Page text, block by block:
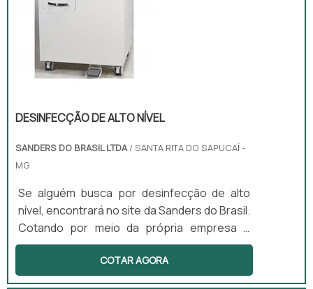
DESINFECÇÃO DE ALTO NÍVEL
SANDERS DO BRASIL LTDA/ SANTA RITA DO SAPUCAÍ -
MG
Se alguém busca por desinfecção de alto
nível, encontrará no site da Sanders do Brasil.
Cotando por meio da própria empresa e
descobrindo a melhor referência em
qualidade.Quando o interesse é por
desinfecção de alto nível, na Sanders do
COTAR AGORA